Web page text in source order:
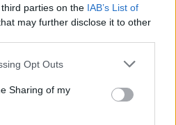
parties on the IAB’s List of
may further disclose it to other
app uses one or more Google
behaviour. You may click to
and its third-party tags to
purposes in below Google
Opt Outs
Sharing of my
illeszthetők.
moduláltam is. A
és 309-es zölddel
hátoldalán látható
szélesebbek lettek,